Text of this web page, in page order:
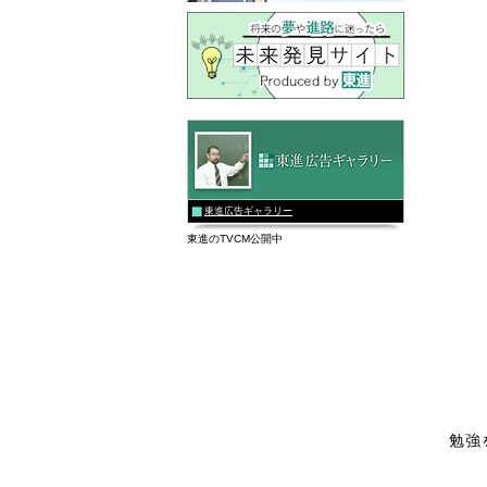
勉強
東進広告ギャラリー
東進のTVCM公開中